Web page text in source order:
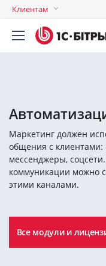
Клиентам
Маркетинг должен
общения с клиентами:
мессенджеры,
коммуникации можно
этими каналами.
Все модули и